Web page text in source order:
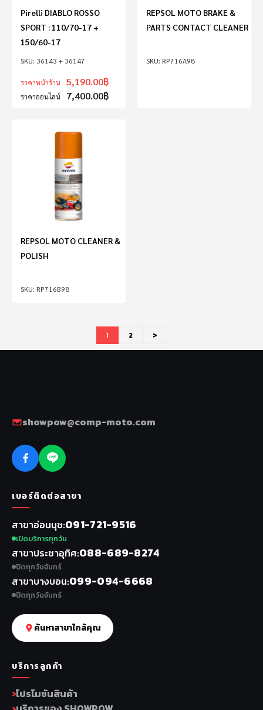
36143 + 36147
Pirelli DIABLO ROSSO
SPORT : 110/70-17 +
150/60-17
ราคาหน้าร้าน 5,190.00฿
ราคาออนไลน์ 7,400.00฿
RP716A98
REPSOL MOTO BRAKE &
PARTS CONTACT CLEANER
RP716B98
REPSOL MOTO CLEANER &
POLISH
1 2 >
showpow@comp-moto.com
เบอร์ติดต่อสาขา
สาขาอ่อนนุช 091-721-9516
เปิดบริการทุกวัน
สาขาประชาอุทิศ 088-689-8274
ปิดทุกวันจันทร์
สาขาบางบอน 099-094-6668
ปิดทุกวันจันทร์
ค้นหาสาขาใกล้คุณ
บริการลูกค้า
โปรโมชันสินค้า